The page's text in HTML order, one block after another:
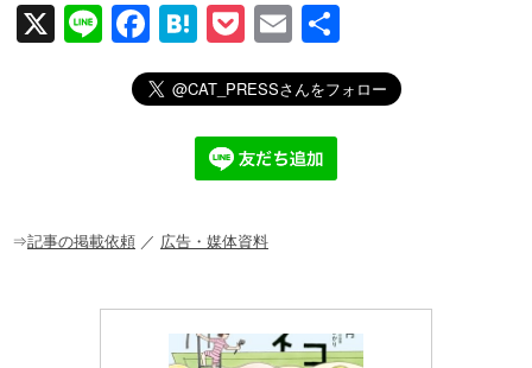
X
Li
F
a
c
o
H
at
e
n
a
P
o
ck
et
E
m
ail
有
⇒記事の掲載依頼 ／ 広告・媒体資料